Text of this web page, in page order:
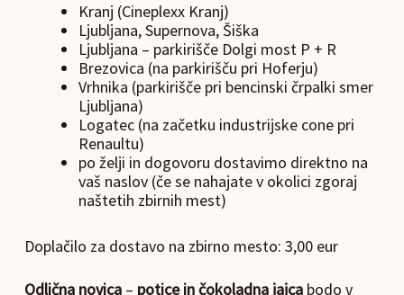
Kranj (Cineplexx Kranj)
Ljubljana, Supernova, Šiška
Ljubljana – parkirišče Dolgi most P + R
Brezovica (na parkirišču pri Hoferju)
Vrhnika (parkirišče pri bencinski črpalki smer
Ljubljana)
Logatec (na začetku industrijske cone pri
Renaultu)
po želji in dogovoru dostavimo direktno na
vaš naslov (če se nahajate v okolici zgoraj
naštetih zbirnih mest)
Doplačilo za dostavo na zbirno mesto: 3,00 eur
Odlična novica– potice in čokoladna jajcabodo v